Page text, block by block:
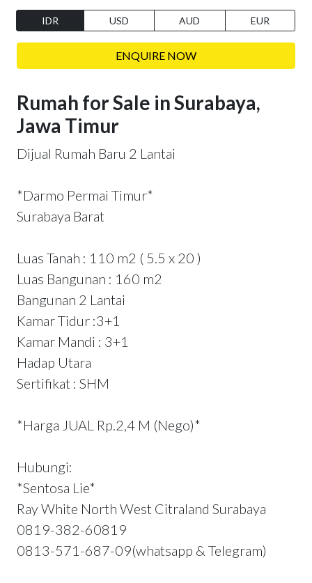
IDR USD AUD EUR
ENQUIRE NOW
Rumah for Sale in Surabaya,
Jawa Timur
Dijual Rumah Baru 2 Lantai
*Darmo Permai Timur*
Surabaya Barat
Luas Tanah : 110 m2 ( 5.5 x 20 )
Luas Bangunan : 160 m2
Bangunan 2 Lantai
Kamar Tidur :3+1
Kamar Mandi : 3+1
Hadap Utara
Sertifikat : SHM
*Harga JUAL Rp.2,4 M (Nego)*
Hubungi:
*Sentosa Lie*
Ray White North West Citraland Surabaya
0819-382-60819
0813-571-687-09(whatsapp & Telegram)